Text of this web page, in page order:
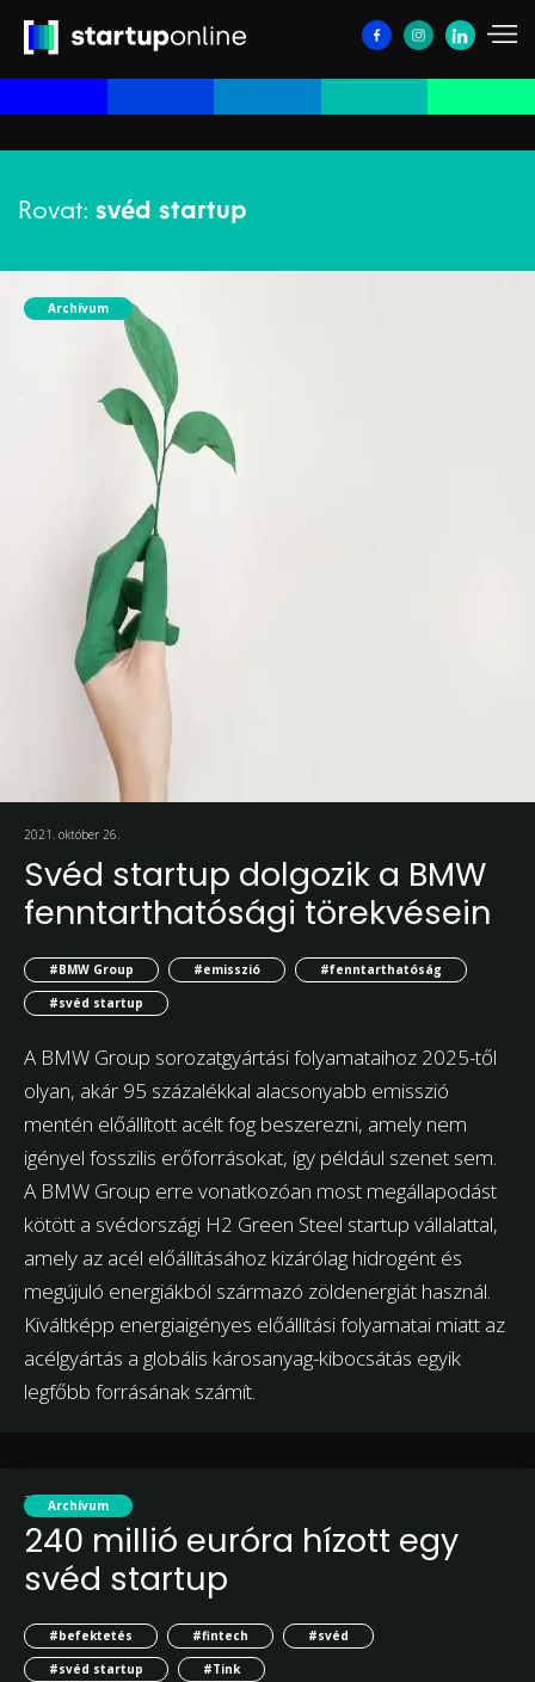
Rovat: svéd startup
Archívum
2021. október 26.
Svéd startup dolgozik a BMW
fenntarthatósági törekvésein
#BMW Group #emisszió
#fenntarthatóság
#svéd startup
A BMW Group sorozatgyártási folyamataihoz 2025-től
olyan, akár 95 százalékkal alacsonyabb emisszió
mentén előállított acélt fog beszerezni, amely nem
igényel fosszilis erőforrásokat, így például szenet sem.
A BMW Group erre vonatkozóan most megállapodást
kötött a svédországi H2 Green Steel startup vállalattal,
amely az acél előállításához kizárólag hidrogént és
megújuló energiákból származó zöldenergiát használ.
Kiváltképp energiaigényes előállítási folyamatai miatt az
acélgyártás a globális károsanyag-kibocsátás egyik
legfőbb forrásának számít.
Archívum
2019. február 7.
240 millió euróra hízott egy
svéd startup
#befektetés #fintech
#svéd
#svéd startup
#Tink